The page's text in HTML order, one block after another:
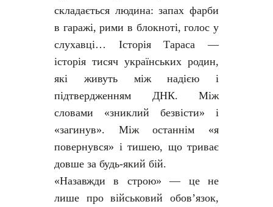
складається людина: запах фарби
в гаражі, рими в блокноті, голос у
слухавці… Історія Тараса —
історія тисяч українських родин,
які живуть між надією і
підтвердженням ДНК. Між
словами «зниклий безвісти» і
«загинув». Між останнім «я
повернувся» і тишею, що триває
довше за будь-який бій.
«Назавжди в строю» — це не
лише про військовий обов’язок,